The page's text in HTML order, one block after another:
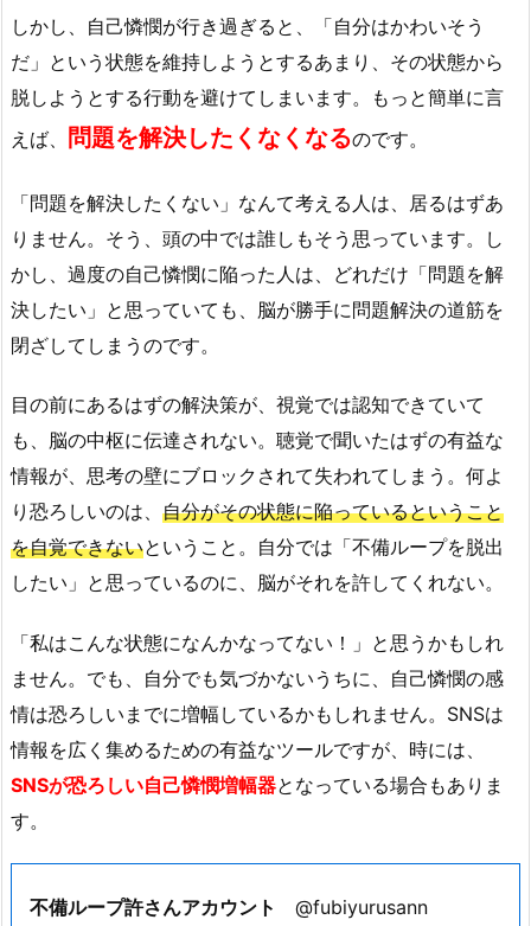
しかし、自己憐憫が行き過ぎると、「自分はかわいそう
だ」という状態を維持しようとするあまり、その状態から
脱しようとする行動を避けてしまいます。もっと簡単に言
えば、
問題を解決したくなくなるのです。
「問題を解決したくない」なんて考える人は、居るはずあ
りません。そう、頭の中では誰しもそう思っています。し
かし、過度の自己憐憫に陥った人は、どれだけ「問題を解
決したい」と思っていても、脳が勝手に問題解決の道筋を
閉ざしてしまうのです。
目の前にあるはずの解決策が、視覚では認知できていて
も、脳の中枢に伝達されない。聴覚で聞いたはずの有益な
情報が、思考の壁にブロックされて失われてしまう。何よ
り恐ろしいのは、 自分がその状態に陥っているということ
を自覚できないということ。自分では「不備ループを脱出
したい」と思っているのに、脳がそれを許してくれない。
「私はこんな状態になんかなってない！」と思うかもしれ
ません。でも、自分でも気づかないうちに、自己憐憫の感
情は恐ろしいまでに増幅しているかもしれません。SNSは
情報を広く集めるための有益なツールですが、時には、
SNSが恐ろしい自己憐憫増幅器となっている場合もありま
す。
不備ループ許さんアカウント @fubiyurusann